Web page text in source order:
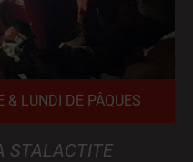
& LUNDI DE PÂQUES
STALACTITE